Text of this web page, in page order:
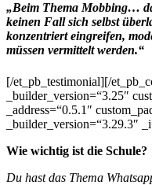
„Beim Thema Mobbing…
keinen Fall sich selbst
konzentriert eingreifen,
müssen vermittelt werden.“
[/et_pb_testimonial][/
_builder_version=“3.25″
_address=“0.5.1″
_builder_version=“3.29.3″
Wie wichtig ist die Schule?
Du hast das Thema